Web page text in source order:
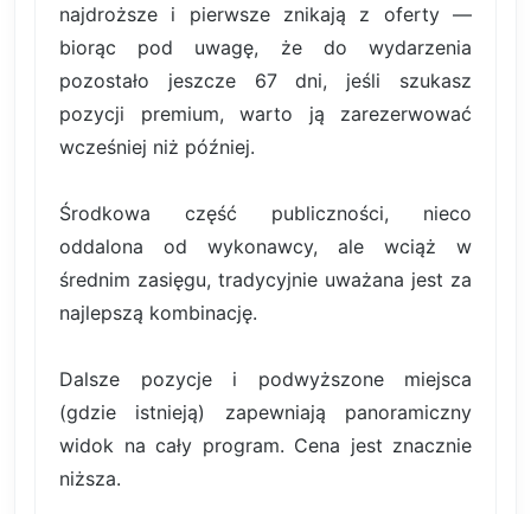
najdroższe i pierwsze znikają z oferty —
biorąc pod uwagę, że do wydarzenia
pozostało jeszcze 67 dni, jeśli szukasz
pozycji premium, warto ją zarezerwować
wcześniej niż później.
Środkowa część publiczności, nieco
oddalona od wykonawcy, ale wciąż w
średnim zasięgu, tradycyjnie uważana jest za
najlepszą kombinację.
Dalsze pozycje i podwyższone miejsca
(gdzie istnieją) zapewniają panoramiczny
widok na cały program. Cena jest znacznie
niższa.